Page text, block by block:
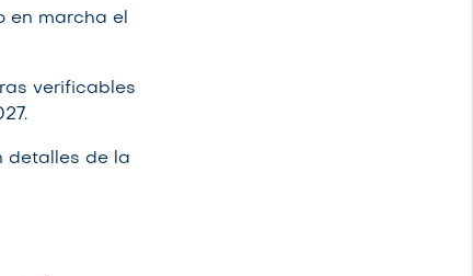
en marcha el
verificables
detalles de la